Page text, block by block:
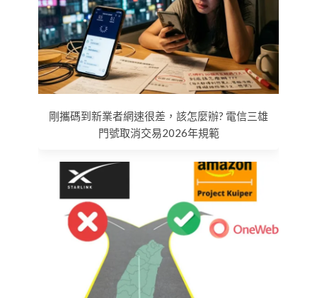
剛攜碼到新業者網速很差，該怎麼辦? 電信三雄
門號取消交易2026年規範